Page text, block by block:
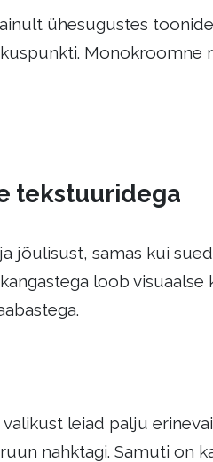
ühesugustes
tekstuuridega
jõulisust, samas kui
loob
leiad palju
nahktagi. Samuti on